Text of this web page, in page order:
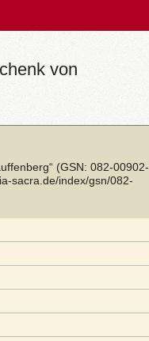
von
(GSN: 082-00902-
sacra.de/index/gsn/082-